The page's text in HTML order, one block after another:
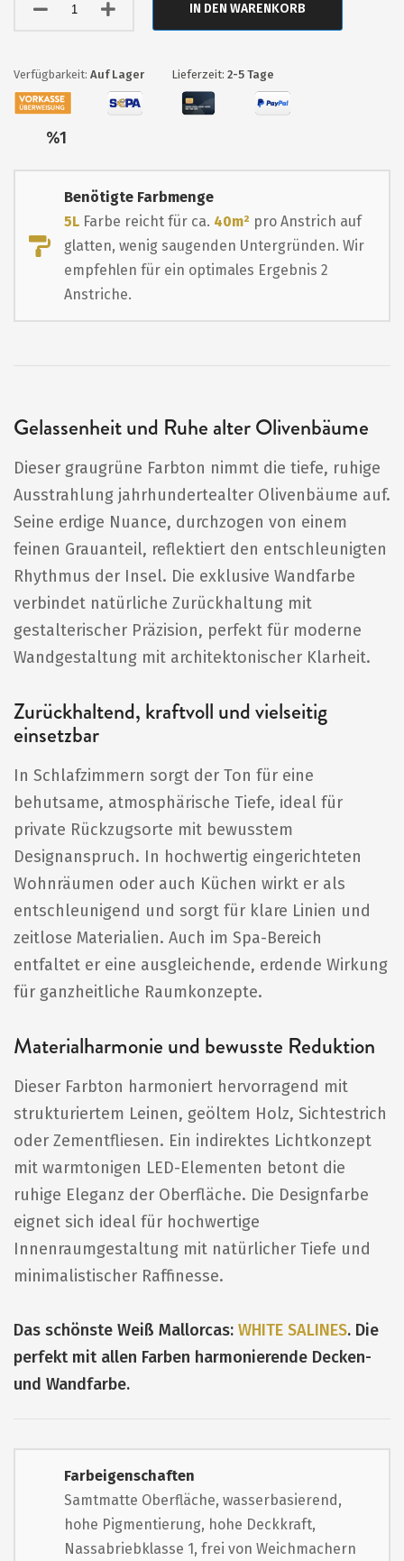
IN DEN WARENKORB
Auf Lager Lieferzeit: 2-5 Tage
%1
Benötigte Farbmenge
5L Farbe reicht für ca. 40m² pro Anstrich auf
glatten, wenig saugenden Untergründen. Wir
empfehlen für ein optimales Ergebnis 2
Anstriche.
Gelassenheit und Ruhe alter Olivenbäume
Dieser graugrüne Farbton nimmt die tiefe, ruhige
Ausstrahlung jahrhundertealter Olivenbäume auf.
Seine erdige Nuance, durchzogen von einem
feinen Grauanteil, reflektiert den entschleunigten
Rhythmus der Insel. Die exklusive Wandfarbe
verbindet natürliche Zurückhaltung mit
gestalterischer Präzision, perfekt für moderne
Wandgestaltung mit architektonischer Klarheit.
Zurückhaltend, kraftvoll und vielseitig
einsetzbar
In Schlafzimmern sorgt der Ton für eine
behutsame, atmosphärische Tiefe, ideal für
private Rückzugsorte mit bewusstem
Designanspruch. In hochwertig eingerichteten
Wohnräumen oder auch Küchen wirkt er als
entschleunigend und sorgt für klare Linien und
zeitlose Materialien. Auch im Spa-Bereich
entfaltet er eine ausgleichende, erdende Wirkung
für ganzheitliche Raumkonzepte.
Materialharmonie und bewusste Reduktion
Dieser Farbton harmoniert hervorragend mit
strukturiertem Leinen, geöltem Holz, Sichtestrich
oder Zementfliesen. Ein indirektes Lichtkonzept
mit warmtonigen LED-Elementen betont die
ruhige Eleganz der Oberfläche. Die Designfarbe
eignet sich ideal für hochwertige
Innenraumgestaltung mit natürlicher Tiefe und
minimalistischer Raffinesse.
Das schönste Weiß Mallorcas: WHITE SALINES. Die
perfekt mit allen Farben harmonierende Decken-
und Wandfarbe.
Farbeigenschaften
Samtmatte Oberfläche, wasserbasierend,
hohe Pigmentierung, hohe Deckkraft,
Nassabriebklasse 1, frei von Weichmachern